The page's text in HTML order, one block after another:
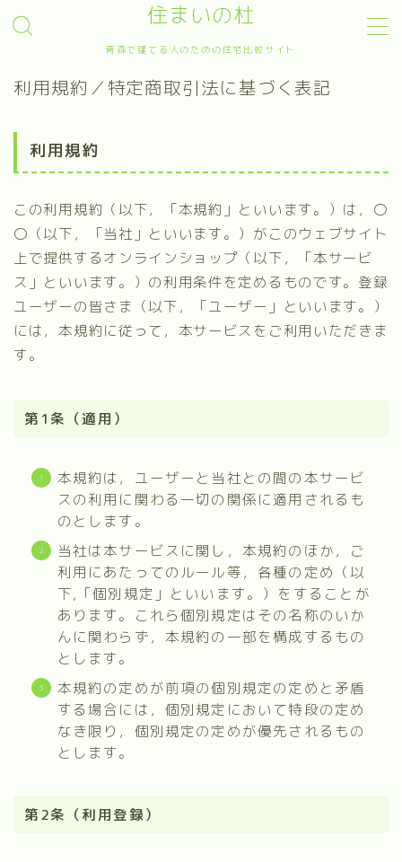
住まいの杜
青森で建てる人のための住宅比較サイト
Sample Page
利用規約／特定商取引法に基づく表記
有料記事の決済完了ページ
利用規約／特定商取引法に基づく表記
利用規約
この利用規約（以下，「本規約」といいます。）は，〇
〇（以下，「当社」といいます。）がこのウェブサイト
上で提供するオンラインショップ（以下，「本サービ
ス」といいます。）の利用条件を定めるものです。登録
ユーザーの皆さま（以下，「ユーザー」といいます。）
には，本規約に従って，本サービスをご利用いただきま
す。
第1条（適用）
本規約は，ユーザーと当社との間の本サービ
スの利用に関わる一切の関係に適用されるも
のとします。
当社は本サービスに関し，本規約のほか，ご
利用にあたってのルール等，各種の定め（以
下,「個別規定」といいます。）をすることが
あります。これら個別規定はその名称のいか
んに関わらず，本規約の一部を構成するもの
とします。
本規約の定めが前項の個別規定の定めと矛盾
する場合には，個別規定において特段の定め
なき限り，個別規定の定めが優先されるもの
とします。
第2条（利用登録）